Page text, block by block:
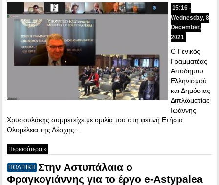
15:16 -
Wednesday, 8
December,
2021
Ο Γενικός
Γραμματέας
Απόδημου
Ελληνισμού
και Δημόσιας
Διπλωματίας
Ιωάννης
Χρυσουλάκης συμμετείχε με ομιλία του στη φετινή Ετήσια
Ολομέλεια της Λέσχης…
Περισσότερα »
ΠΟΛΙΤΙΚΗ Στην Αστυπάλαια ο
Φραγκογιάννης για το έργο e-Astypalea